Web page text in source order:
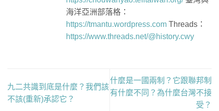
海洋亞洲部落格：
https://tmantu.wordpress.com Threads：
https://www.threads.net/@history.cwy
九二共識到底是什麼？我們該
不該(重新)承認它？
什麼是一國兩制？它跟聯邦制
有什麼不同？為什麼台灣不接
受？